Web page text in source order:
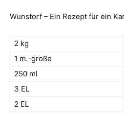
Wunstorf – Ein Rezept für ein
2 kg
1 m.-große
250 ml
3 EL
2 EL